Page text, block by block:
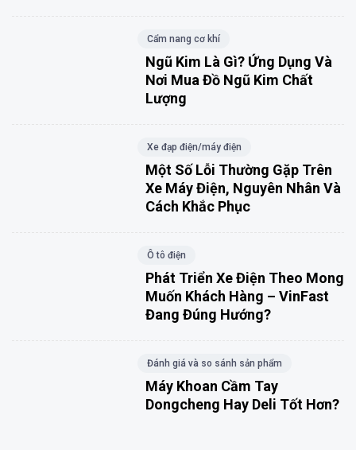
Cẩm nang cơ khí
Ngũ Kim Là Gì? Ứng Dụng Và
Nơi Mua Đồ Ngũ Kim Chất
Lượng
Xe đạp điện/máy điện
Một Số Lỗi Thường Gặp Trên
Xe Máy Điện, Nguyên Nhân Và
Cách Khắc Phục
Ô tô điện
Phát Triển Xe Điện Theo Mong
Muốn Khách Hàng – VinFast
Đang Đúng Hướng?
Đánh giá và so sánh sản phẩm
Máy Khoan Cầm Tay
Dongcheng Hay Deli Tốt Hơn?